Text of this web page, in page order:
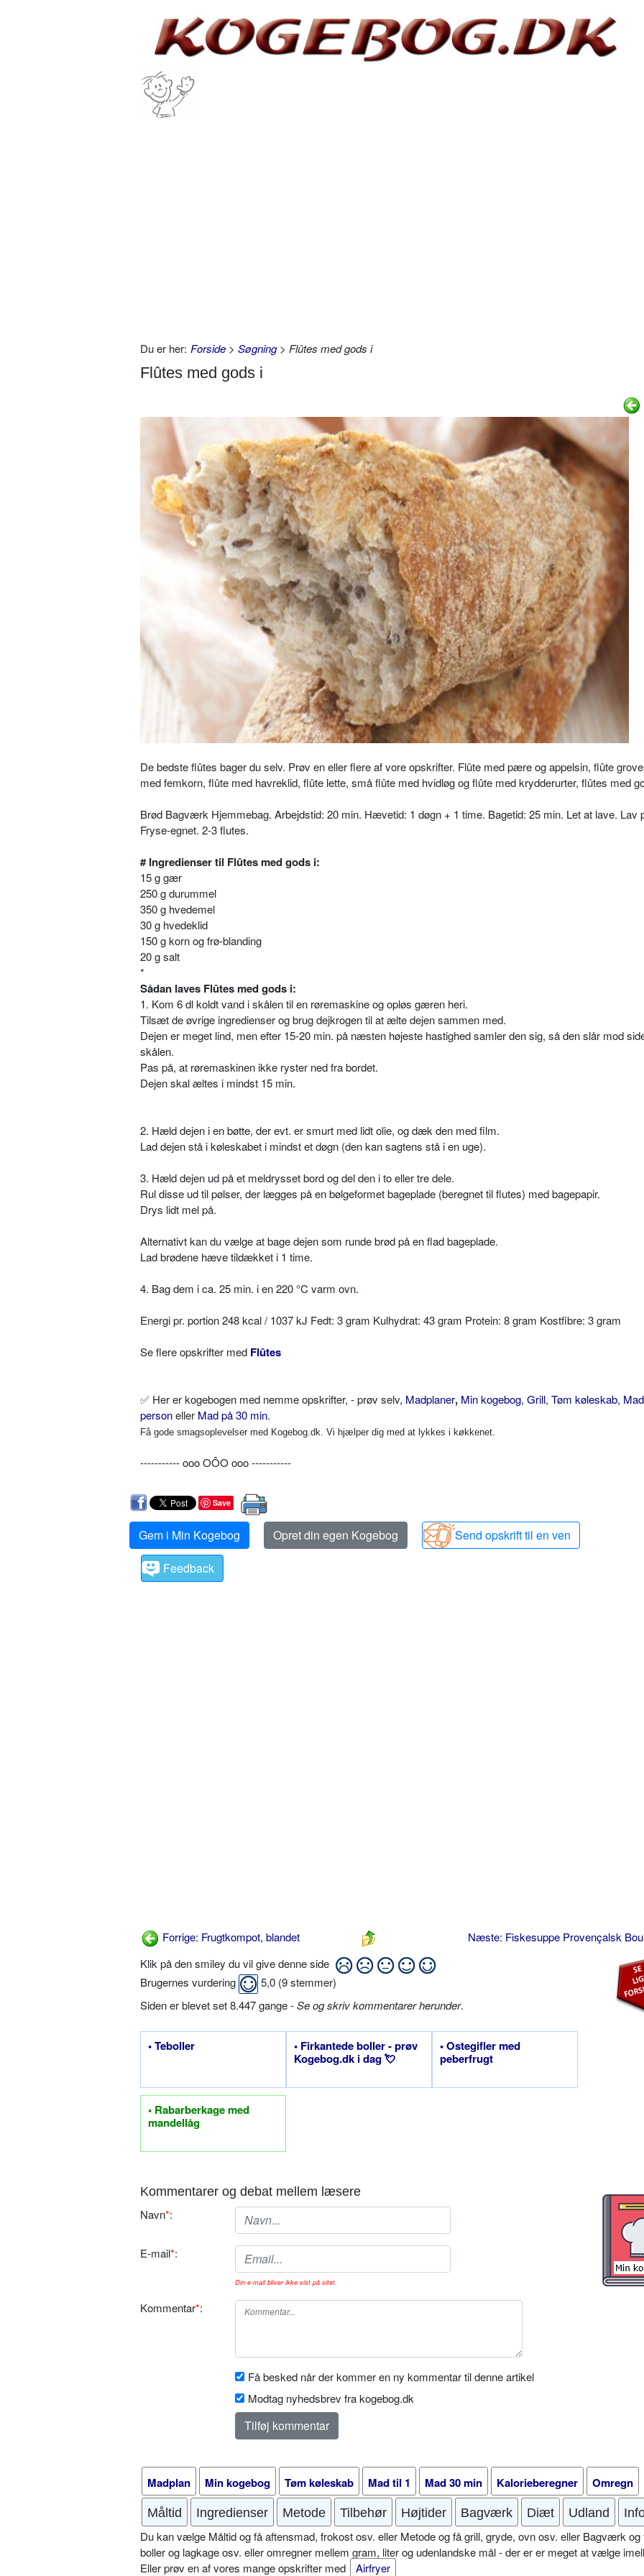
Du er her: Forside > Søgning> Flûtes med gods i
Flûtes med gods i
De bedste flûtes bager du selv. Prøv en eller flere af vore opskrifter. Flûte med pære og appelsin, flûte
med femkorn, flûte med havreklid, flûte lette, små flûte med hvidløg og flûte med krydderurter, flûtes med
Brød Bagværk Hjemmebag. Arbejdstid: 20 min. Hævetid: 1 døgn + 1 time. Bagetid: 25 min. Let at lave. Lav
Fryse-egnet. 2-3 flutes.
# Ingredienser til Flûtes med gods i:
15 g gær
250 g durummel
350 g hvedemel
30 g hvedeklid
150 g korn og frø-blanding
20 g salt
*
Sådan laves Flûtes med gods i:
1. Kom 6 dl koldt vand i skålen til en røremaskine og opløs gæren heri.
Tilsæt de øvrige ingredienser og brug dejkrogen til at ælte dejen sammen med.
Dejen er meget lind, men efter 15-20 min. på næsten højeste hastighed samler den sig, så den slår mod
skålen.
Pas på, at røremaskinen ikke ryster ned fra bordet.
Dejen skal æltes i mindst 15 min.
2. Hæld dejen i en bøtte, der evt. er smurt med lidt olie, og dæk den med film.
Lad dejen stå i køleskabet i mindst et døgn (den kan sagtens stå i en uge).
3. Hæld dejen ud på et meldrysset bord og del den i to eller tre dele.
Rul disse ud til pølser, der lægges på en bølgeformet bageplade (beregnet til flutes) med bagepapir.
Drys lidt mel på.
Alternativt kan du vælge at bage dejen som runde brød på en flad bageplade.
Lad brødene hæve tildækket i 1 time.
4. Bag dem i ca. 25 min. i en 220 °C varm ovn.
Energi pr. portion 248 kcal / 1037 kJ Fedt: 3 gram Kulhydrat: 43 gram Protein: 8 gram Kostfibre: 3 gram
Se flere opskrifter med Flûtes
✅ Her er kogebogen med nemme opskrifter, - prøv selv, Madplaner, Min kogebog, Grill, Tøm køleskab,
personeller Mad på 30 min.
Få gode smagsoplevelser med Kogebog.dk. Vi hjælper dig med at lykkes i køkkenet.
----------- ooo OÔO ooo -----------
Save
Gem i Min Kogebog Opret din egen Kogebog
Send opskrift til en ven
Feedback
Forrige: Frugtkompot, blandet
Næste: Fiskesuppe Provençalsk
Klik på den smiley du vil give denne side
Brugernes vurdering
5,0 (9stemmer)
Siden er blevet set 8.447 gange -Se og skriv kommentarer herunder.
• Teboller
• Firkantede boller - prøv
Kogebog.dk i dag 💘
• Ostegifler med
peberfrugt
• Rabarberkage med
mandellåg
Kommentarer og debat mellem læsere
Navn*:
E-mail*:
Din e-mail bliver ikke vist på sitet.
Kommentar*:
Få besked når der kommer en ny kommentar til denne artikel
Modtag nyhedsbrev fra kogebog.dk
Madplan Min kogebog Tøm køleskab Mad til 1 Mad 30 min Kalorieberegner Omregn
Måltid Ingredienser Metode Tilbehør Højtider Bagværk Diæt Udland
Du kan vælge Måltid og få aftensmad, frokost osv. eller Metode og få grill, gryde, ovn osv. eller Bagværk og
boller og lagkage osv. eller omregner mellem gram, liter og udenlandske mål - der er er meget at vælge
Eller prøv en af vores mange opskrifter med
Airfryer